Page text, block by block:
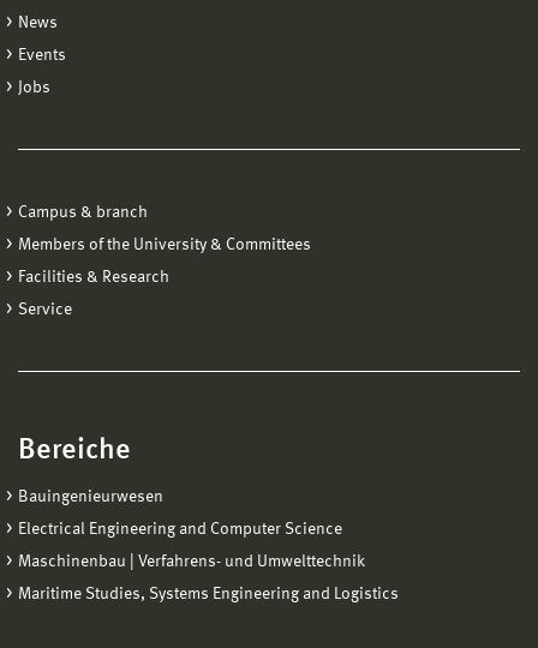
News
Events
Jobs
Campus & branch
Members of the University & Committees
Facilities & Research
Service
Bereiche
Bauingenieurwesen
Electrical Engineering and Computer Science
Maschinenbau | Verfahrens- und Umwelttechnik
Maritime Studies, Systems Engineering and Logistics